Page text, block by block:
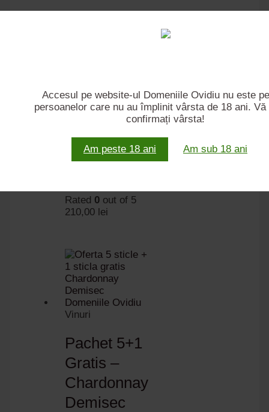
Accesul pe website-ul Domeniile Ovidiu nu este
persoanelor care nu au împlinit vârsta de 18 ani. Vă
confirmați vârsta!
Am peste 18 ani Am sub 18 ani
Pachet 5+1
Sauvignon
Rated 0 out of 5
210,00 lei
Vinuri
Pachet 5+1
Gratis –
Chardonnay
Demisec